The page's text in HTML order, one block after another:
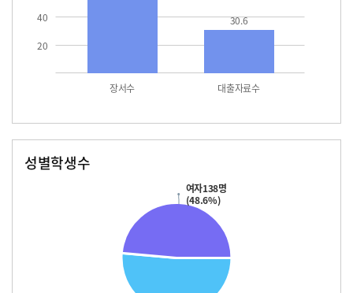
20
40
장서수 대출자료수
30.6
성별학생수
여자138명
(48.6%)